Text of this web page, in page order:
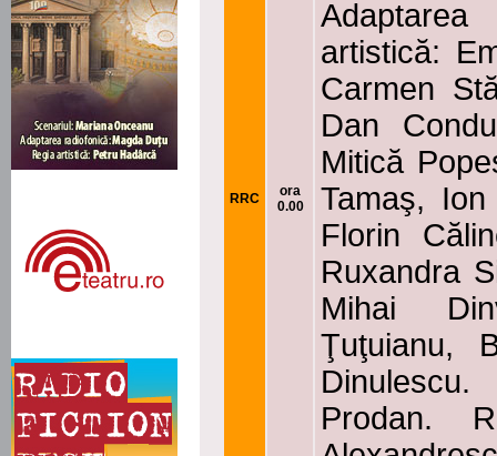
RRC
ora
0.00
artistică:
Carmen
Dan
Mitică
Tamaş,
Florin
Ruxandra
Mihai
Ţuţuianu,
Prodan.